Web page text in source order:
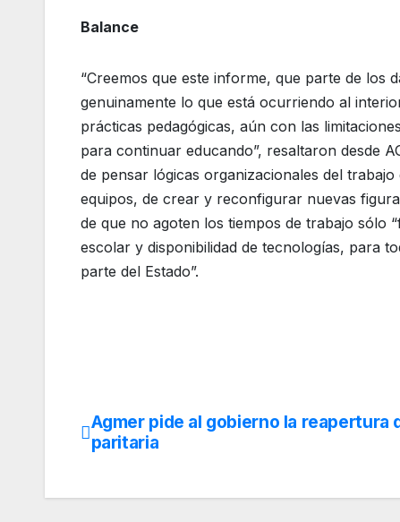
Balance
“Creemos que este informe, que parte de los
genuinamente lo que está ocurriendo al
prácticas pedagógicas, aún con las
para continuar educando”, resaltaron desde
de pensar lógicas organizacionales del
equipos, de crear y reconfigurar nuevas
de que no agoten los tiempos de trabajo sólo
escolar y disponibilidad de tecnologías, para
parte del Estado”.
Navegación
entradas
Agmer pide al gobierno la reapertura
paritaria